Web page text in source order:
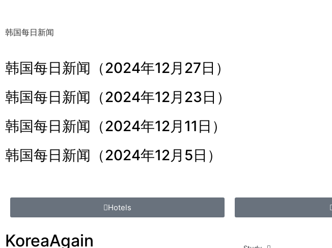
韩国每日新闻
韩国每日新闻（2024年12月27日）
韩国每日新闻（2024年12月23日）
韩国每日新闻（2024年12月11日）
韩国每日新闻（2024年12月5日）
Hotels
KoreaAgain